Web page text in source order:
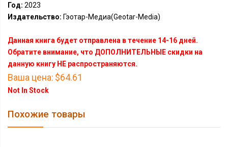
Год: 2023
Издательство: Гэотар-Медиа(Geotar-Media)
Данная книга будет отправлена в течение 14-16 дней.
Обратите внимание, что ДОПОЛНИТЕЛЬНЫЕ скидки на
данную книгу НЕ распространяются.
Ваша цена: $64.61
Not In Stock
Похожие товары